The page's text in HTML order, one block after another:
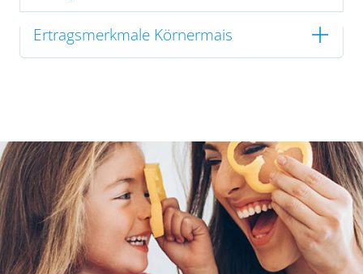
Ertragsmerkmale Körnermais